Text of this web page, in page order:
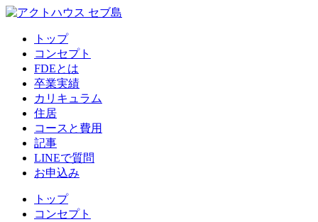
トップ
コンセプト
FDEとは
卒業実績
カリキュラム
住居
コースと費用
記事
LINEで質問
お申込み
トップ
コンセプト